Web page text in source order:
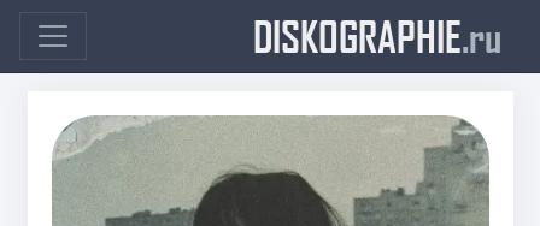
DISKOGRAPHIE.ru